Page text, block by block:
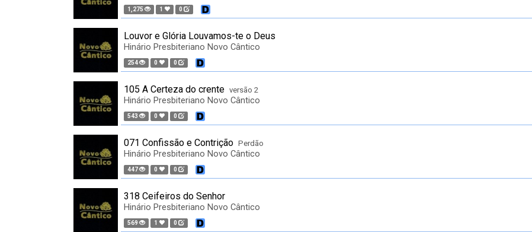
1,275 1 0
Louvor e Glória Louvamos-te o Deus
Hinário Presbiteriano Novo Cântico
254 0 0
105 A Certeza do crente versão 2
Hinário Presbiteriano Novo Cântico
543 0 0
071 Confissão e Contrição Perdão
Hinário Presbiteriano Novo Cântico
447 0 0
318 Ceifeiros do Senhor
Hinário Presbiteriano Novo Cântico
569 1 0